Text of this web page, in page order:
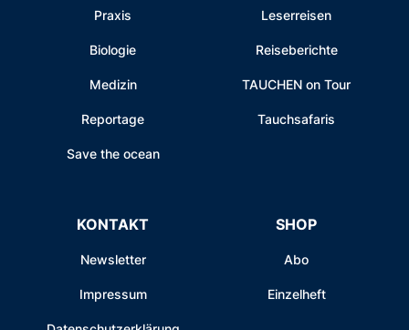
Praxis
Biologie
Medizin
Reportage
Save the ocean
Leserreisen
Reiseberichte
TAUCHEN on Tour
Tauchsafaris
KONTAKT
Newsletter
Impressum
SHOP
Abo
Einzelheft